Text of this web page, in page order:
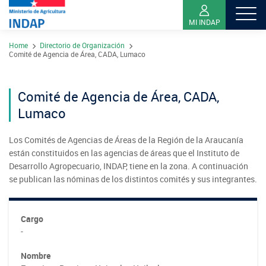
MI INDAP
Contacto
Ley del Lobby
Sistema de Integridad
Sobre INDAP
Sea usuario INDAP
Nuestros Programas
Programa Desarrollo Territorial Indígena
Acciones INDAP
Sitios Regionales
Arica y Parinacota
Home
Directorio de Organización
Comité de Agencia de Área, CADA, Lumaco
Comité de Agencia de Área, CADA,
Lumaco
Los Comités de Agencias de Áreas de la Región de la Araucanía
están constituidos en las agencias de áreas que el Instituto de
Desarrollo Agropecuario, INDAP, tiene en la zona. A continuación
se publican las nóminas de los distintos comités y sus integrantes.
Cargo
-
Nombre